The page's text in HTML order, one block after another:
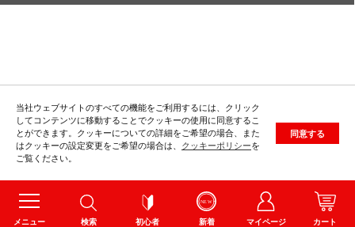
メニュー 検索 初心者 新着 マイページ カート
当社ウェブサイトのすべての機能をご利用するには、クリック
してコンテンツに移動することでクッキーの使用に同意するこ
とができます。クッキーについての詳細をご希望の場合、また
はクッキーの設定変更をご希望の場合は、 クッキーポリシーを
ご覧ください。
同意する